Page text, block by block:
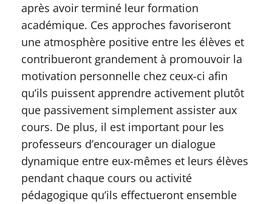
après avoir terminé leur formation
académique. Ces approches favoriseront
une atmosphère positive entre les élèves et
contribueront grandement à promouvoir la
motivation personnelle chez ceux-ci afin
qu’ils puissent apprendre activement plutôt
que passivement simplement assister aux
cours. De plus, il est important pour les
professeurs d’encourager un dialogue
dynamique entre eux-mêmes et leurs élèves
pendant chaque cours ou activité
pédagogique qu’ils effectueront ensemble